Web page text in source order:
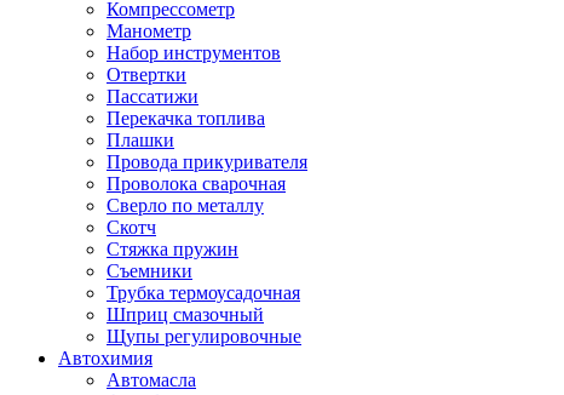
Компрессометр
Манометр
Набор инструментов
Отвертки
Пассатижи
Перекачка топлива
Плашки
Провода прикуривателя
Проволока сварочная
Сверло по металлу
Скотч
Стяжка пружин
Съемники
Трубка термоусадочная
Шприц смазочный
Щупы регулировочные
Автохимия
Автомасла